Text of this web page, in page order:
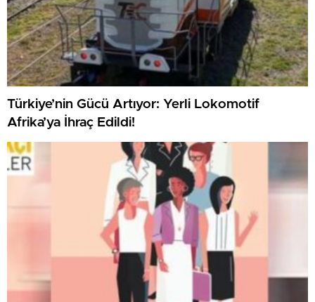
Türkiye’nin Gücü Artıyor: Yerli Lokomotif
Afrika’ya İhraç Edildi!